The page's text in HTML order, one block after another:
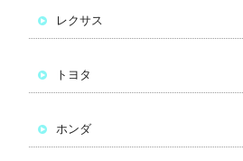
レクサス
トヨタ
ホンダ